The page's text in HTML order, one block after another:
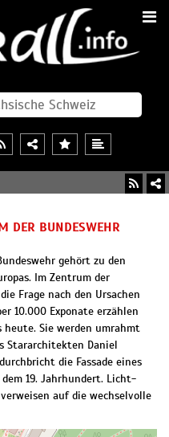
DER BUNDESWEHR
gehört zu den
Im Zentrum der
Frage nach den Ursachen
10.000 Exponate erzählen
heute. Sie werden umrahmt
Stararchitekten Daniel
die Fassade eines
19. Jahrhundert. Licht-
auf die wechselvolle